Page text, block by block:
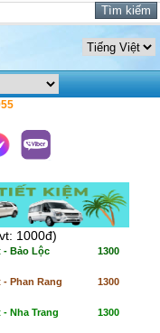
1000đ)
- Bảo Lộc 1300
- Phan Rang 1300
Nha Trang 1300